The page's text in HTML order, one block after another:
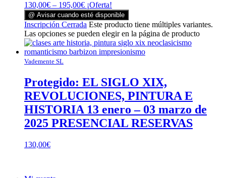
130,00€ – 195,00€ ¡Oferta!
@ Avisar cuando esté disponible
Inscripción Cerrada Este producto tiene múltiples variantes.
Las opciones se pueden elegir en la página de producto
Vademente SL
Protegido: EL SIGLO XIX,
REVOLUCIONES, PINTURA E
HISTORIA 13 enero – 03 marzo de
2025 PRESENCIAL RESERVAS
130,00€